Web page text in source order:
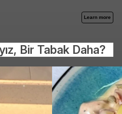
Bir Tabak Daha?